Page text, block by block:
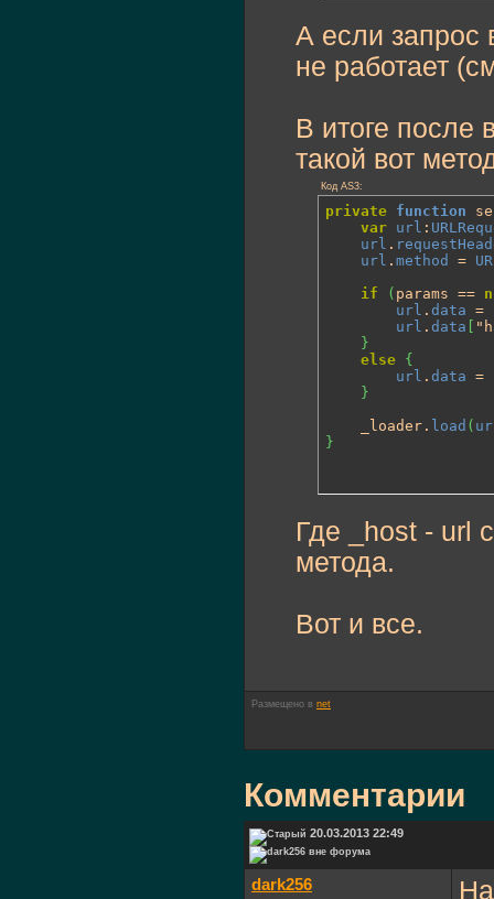
А если запрос
не работает
В итоге после
такой вот
Код AS3:
private function
var url :
url .
url . method =
if
( params ==
url . data =
url . data
}
else {
url . data =
}
	_loader.
load (
}
Где _host - url
метода.
Вот и все.
Размещено в net
Комментарии
20.03.2013 22:49
dark256